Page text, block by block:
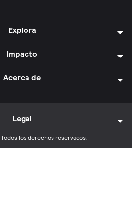
Explora
Impacto
Acerca de
los derechos reservados.
Legal